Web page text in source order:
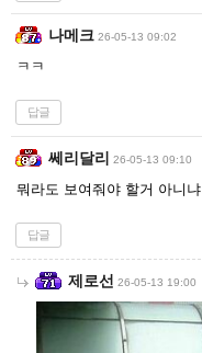
나메크 26-05-13 09:02
ㅋㅋ
답글
쎄리달리 26-05-13 09:10
뭐라도 보여줘야 할거 아니냐
답글
제로선 26-05-13 19:00